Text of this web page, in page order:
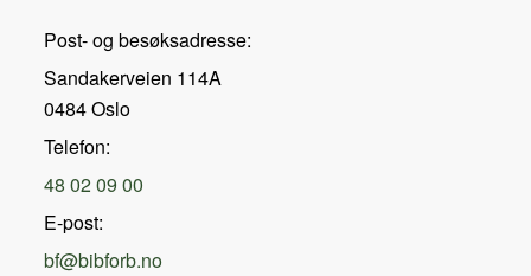
Post- og besøksadresse:
Sandakerveien 114A
0484 Oslo
Telefon:
48 02 09 00
E-post:
bf@bibforb.no